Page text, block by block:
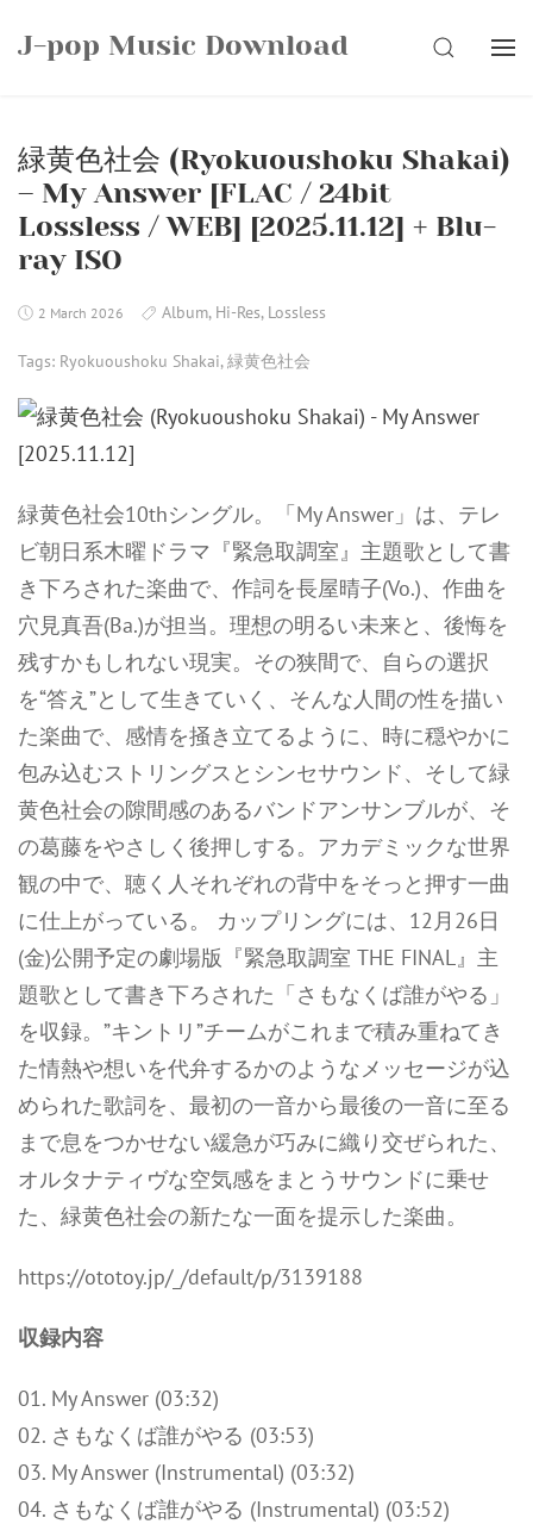
J-pop Music Download SEARCH
緑黄色社会 (Ryokuoushoku Shakai)
– My Answer [FLAC / 24bit
Lossless / WEB] [2025.11.12] + Blu-
ray ISO
2 March 2026 Album, Hi-Res, Lossless
Tags: Ryokuoushoku Shakai,緑黄色社会
緑黄色社会10thシングル。「My Answer」は、テレ
ビ朝日系木曜ドラマ『緊急取調室』主題歌として書
き下ろされた楽曲で、作詞を長屋晴子(Vo.)、作曲を
穴見真吾(Ba.)が担当。理想の明るい未来と、後悔を
残すかもしれない現実。その狭間で、自らの選択
を“答え”として生きていく、そんな人間の性を描い
た楽曲で、感情を掻き立てるように、時に穏やかに
包み込むストリングスとシンセサウンド、そして緑
黄色社会の隙間感のあるバンドアンサンブルが、そ
の葛藤をやさしく後押しする。アカデミックな世界
観の中で、聴く人それぞれの背中をそっと押す一曲
に仕上がっている。 カップリングには、12月26日
(金)公開予定の劇場版『緊急取調室 THE FINAL』主
題歌として書き下ろされた「さもなくば誰がやる」
を収録。”キントリ”チームがこれまで積み重ねてき
た情熱や想いを代弁するかのようなメッセージが込
められた歌詞を、最初の一音から最後の一音に至る
まで息をつかせない緩急が巧みに織り交ぜられた、
オルタナティヴな空気感をまとうサウンドに乗せ
た、緑黄色社会の新たな一面を提示した楽曲。
https://ototoy.jp/_/default/p/3139188
収録内容
01. My Answer (03:32)
02. さもなくば誰がやる (03:53)
03. My Answer (Instrumental) (03:32)
04. さもなくば誰がやる (Instrumental) (03:52)